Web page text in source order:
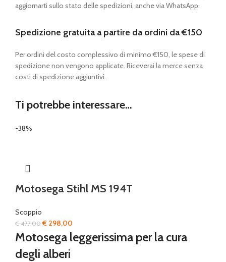
aggiornarti sullo stato delle spedizioni, anche via WhatsApp.
Spedizione gratuita a partire da ordini da €150
Per ordini del costo complessivo di minimo €150, le spese di
spedizione non vengono applicate. Riceverai la merce senza
costi di spedizione aggiuntivi.
Ti potrebbe interessare…
-38%
Motosega Stihl MS 194T
Scoppio
€477,00Il
prezzo
originale
era:
€ 298,00
prezzo
attuale
Motosega leggerissima per la cura
degli alberi